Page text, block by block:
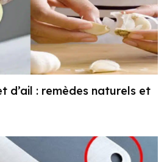
d’ail : remèdes naturels et